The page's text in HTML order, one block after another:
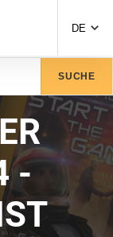
DE
SUCHE
-